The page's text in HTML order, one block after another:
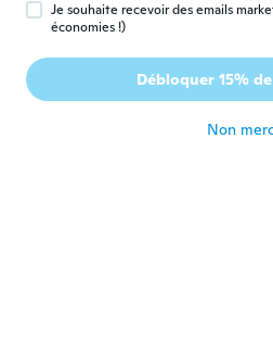
M Marie
Inscrit depuis 2022 · 113
Gerne wieder
Je souhaite recevoir des emails
économies !)
Débloquer 15%
Non